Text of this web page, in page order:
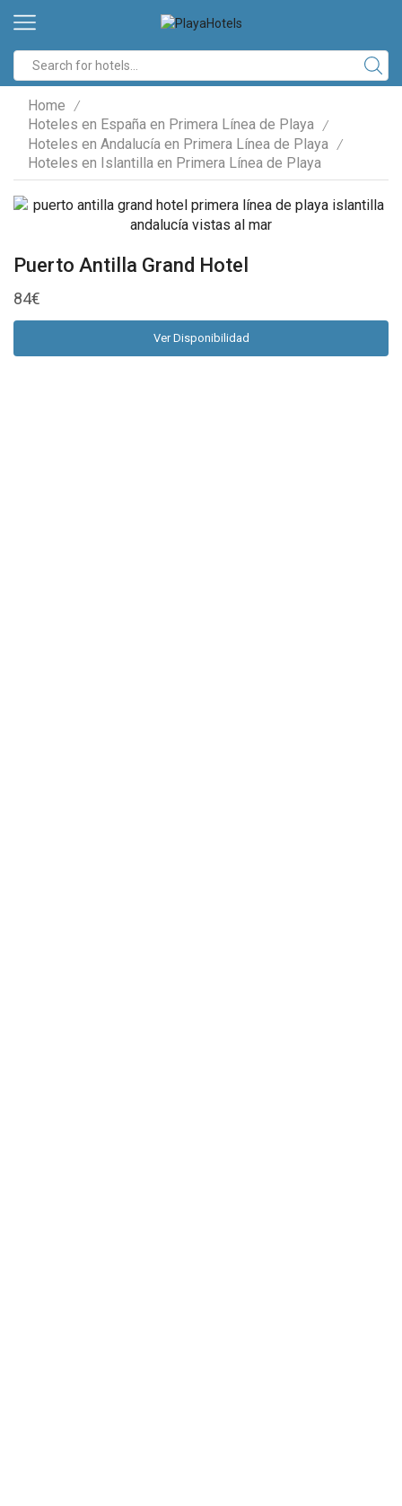
input
Home /
Hoteles en España en Primera Línea de Playa /
Hoteles en Andalucía en Primera Línea de Playa /
Hoteles en Islantilla en Primera Línea de Playa
Puerto Antilla Grand Hotel
84€
Ver Disponibilidad